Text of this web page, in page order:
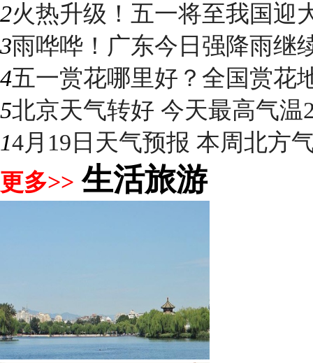
2火热升级！五一将至我国迎
3雨哗哗！广东今日强降雨继
4五一赏花哪里好？全国赏花
5北京天气转好 今天最高气
14月19日天气预报 本周北方
更多>> 生活旅游